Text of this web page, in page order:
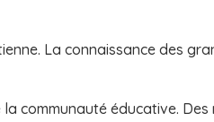
La connaissance des
communauté éducative.